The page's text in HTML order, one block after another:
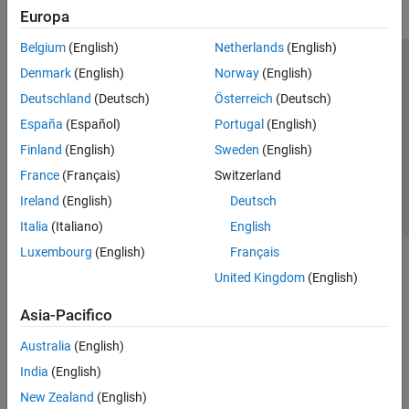
Europa
Belgium (English)
Denmark (English)
Deutschland (Deutsch)
España (Español)
Finland (English)
France (Français)
Ireland (English)
Italia (Italiano)
Luxembourg (English)
Netherlands(English)
Norway(English)
Österreich (Deutsch)
Portugal (English)
Sweden (English)
Switzerland
Deutsch
English
Français
United Kingdom(English)
Asia-Pacifico
Australia (English)
India (English)
New Zealand (English)
Centro di fiducia
Informativa sulla privacy
Antipirateria
Stato dell'applicazione
Contatti
© 1994-2026 The MathWorks, Inc.